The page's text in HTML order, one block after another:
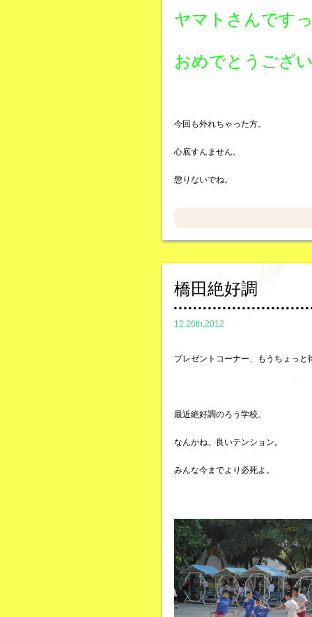
ヤマトさんです
おめでとうござ
今回も外れちゃった方。
心底すんません。
懲りないでね。
橋田絶好調
12.26th,2012
プレゼントコーナー、もうちょっと
最近絶好調のろう学校。
なんかね、良いテンション。
みんな今までより必死よ。